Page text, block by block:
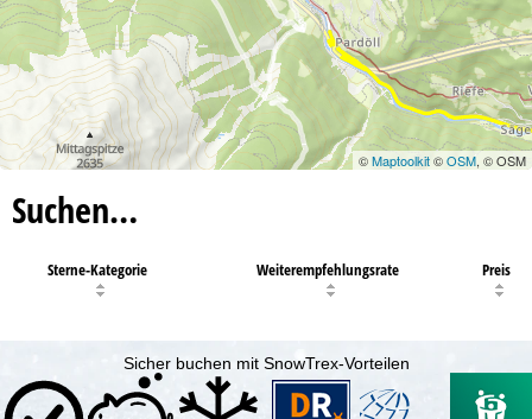
©Maptoolkit©OSM, © OSM
Suchen…
Sterne-Kategorie Weiterempfehlungsrate Preis
Sicher buchen mit SnowTrex-Vorteilen